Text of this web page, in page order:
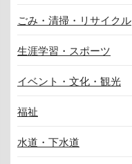
ごみ・清掃・リサイクル
生涯学習・スポーツ
イベント・文化・観光
福祉
水道・下水道